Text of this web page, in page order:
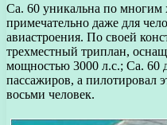
Ca. 60 уникальна по многим
примечательно даже для
авиастроения. По своей
трехместный триплан,
мощностью 3000 л.с.; Ca. 60
пассажиров, а пилотировал
восьми человек.